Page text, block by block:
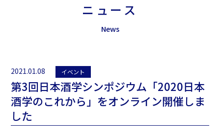
ニュース
News
2021.01.08 イベント
第3回日本酒学シンポジウム「2020日本
酒学のこれから」をオンライン開催しま
した